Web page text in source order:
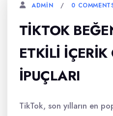
ADMIN 0
TIKTOK
ETKILI
İPUÇLARI
TikTok, son yılların en